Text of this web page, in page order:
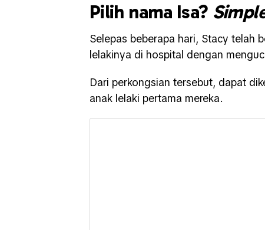
Pilih nama Isa?
Selepas beberapa hari, Stacy telah
lelakinya di hospital dengan
Dari perkongsian tersebut, dapat
anak lelaki pertama mereka.